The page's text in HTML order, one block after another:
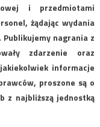
i przedmiotami
żądając wydania
nagrania z
zdarzenie oraz
informacje
proszone są o
z najbliższą jednostką